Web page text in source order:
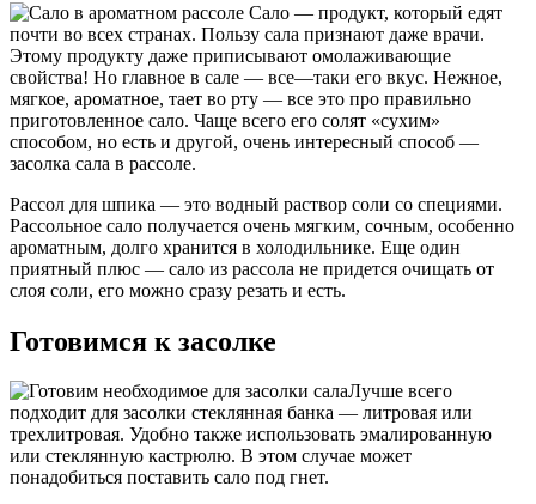
Сало — продукт, который едят
почти во всех странах. Пользу сала признают даже врачи.
Этому продукту даже приписывают омолаживающие
свойства! Но главное в сале — все—таки его вкус. Нежное,
мягкое, ароматное, тает во рту — все это про правильно
приготовленное сало. Чаще всего его солят «сухим»
способом, но есть и другой, очень интересный способ —
засолка сала в рассоле.
Рассол для шпика — это водный раствор соли со специями.
Рассольное сало получается очень мягким, сочным, особенно
ароматным, долго хранится в холодильнике. Еще один
приятный плюс — сало из рассола не придется очищать от
слоя соли, его можно сразу резать и есть.
Готовимся к засолке
Лучше всего
подходит для засолки стеклянная банка — литровая или
трехлитровая. Удобно также использовать эмалированную
или стеклянную кастрюлю. В этом случае может
понадобиться поставить сало под гнет.